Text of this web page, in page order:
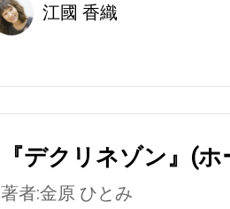
江國 香織
『デクリネゾン』(
著者:金原 ひとみ